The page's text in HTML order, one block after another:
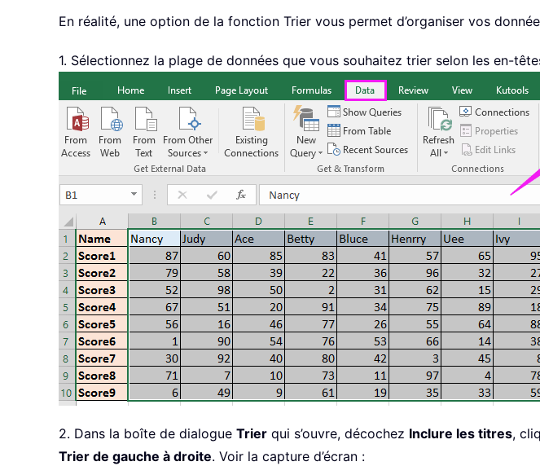
En réalité, une option de la fonction Trier vous permet d’organiser vos
1. Sélectionnez la plage de données que vous souhaitez trier selon les en-
2. Dans la boîte de dialogue Trier qui s’ouvre, décochez Inclure les titres,
Trier de gauche à droite. Voir la capture d’écran :